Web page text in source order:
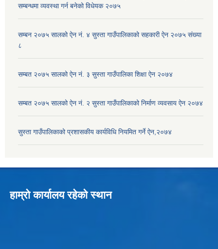
सम्बन्धमा व्यवस्था गर्न बनेको विधेयक २०७५
सम्बन २०७५ सालको ऐन नं. ४ सुस्ता गाउँपालिकाको सहकारी ऐन २०७५ संख्या
८
सम्बत २०७५ सालको ऐन नं. ३ सुस्ता गाउँपालिका शिक्षा ऐन २०७४
सम्बत २०७५ सालको ऐन नं. २ सुस्ता गाउँपालिकाको निर्माण व्यवसाय ऐन २०७४
सुस्ता गाउँपालिकाको प्रशासकीय कार्यविधि नियमित गर्ने ऐन,२०७४
हाम्रो कार्यालय रहेको स्थान